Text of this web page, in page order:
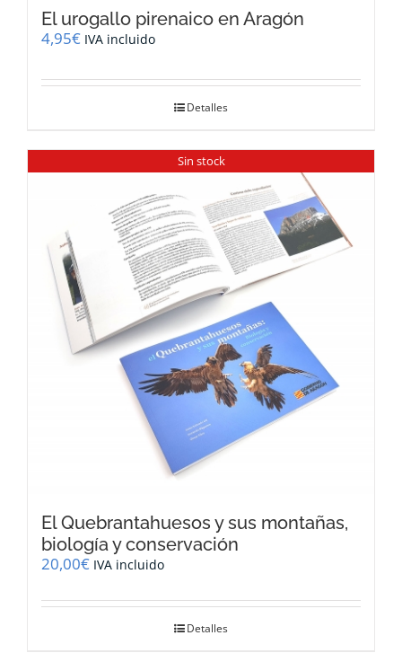
El urogallo pirenaico en Aragón
4,95€ IVA incluido
Detalles
Sin stock
El Quebrantahuesos y sus montañas,
biología y conservación
20,00€ IVA incluido
Detalles